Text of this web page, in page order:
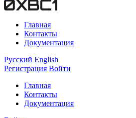
Главная
Контакты
Документация
Русский English
Регистрация Войти
Главная
Контакты
Документация